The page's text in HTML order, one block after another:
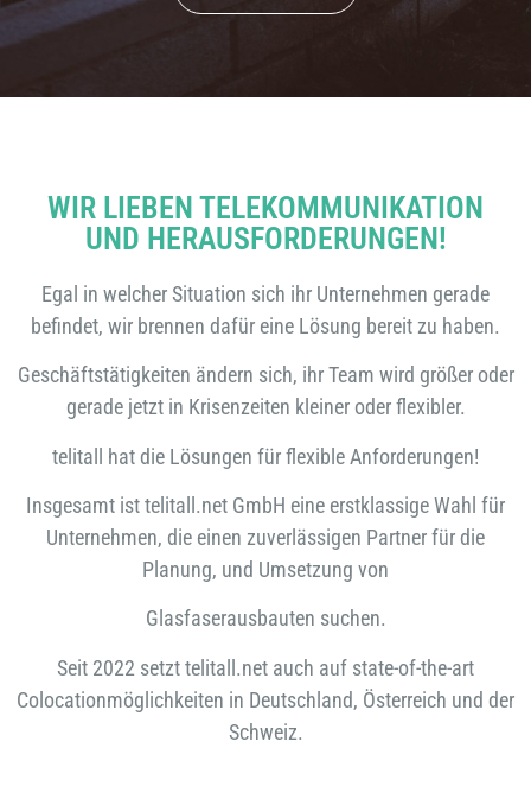
WIR LIEBEN TELEKOMMUNIKATION
UND HERAUSFORDERUNGEN!
Egal in welcher Situation sich ihr Unternehmen gerade
befindet, wir brennen dafür eine Lösung bereit zu haben.
Geschäftstätigkeiten ändern sich, ihr Team wird größer oder
gerade jetzt in Krisenzeiten kleiner oder flexibler.
telitall hat die Lösungen für flexible Anforderungen!
Insgesamt ist telitall.net GmbH eine erstklassige Wahl für
Unternehmen, die einen zuverlässigen Partner für die
Planung, und Umsetzung von
Glasfaserausbauten suchen.
Seit 2022 setzt telitall.net auch auf state-of-the-art
Colocationmöglichkeiten in Deutschland, Österreich und der
Schweiz.